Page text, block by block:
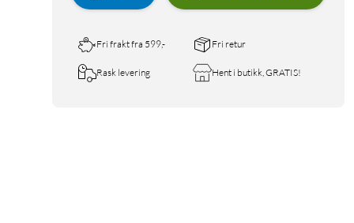
Fri frakt fra 599,- Fri retur
Rask levering Hent i butikk, GRATIS!